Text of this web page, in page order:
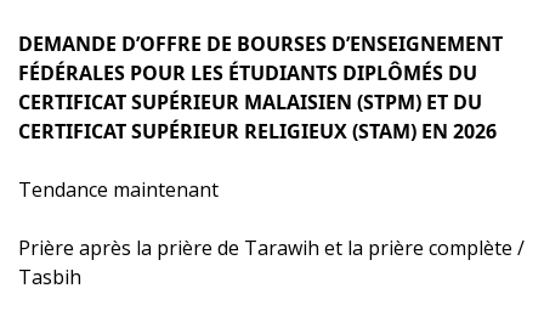
DEMANDE D’OFFRE DE BOURSES D’ENSEIGNEMENT
FÉDÉRALES POUR LES ÉTUDIANTS DIPLÔMÉS DU
CERTIFICAT SUPÉRIEUR MALAISIEN (STPM) ET DU
CERTIFICAT SUPÉRIEUR RELIGIEUX (STAM) EN 2026
Tendance maintenant
Prière après la prière de Tarawih et la prière complète /
Tasbih